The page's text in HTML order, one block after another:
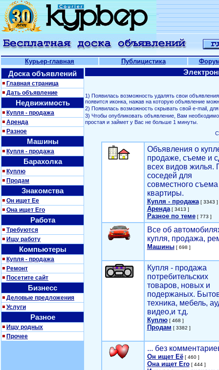
Курьер-главная Публицистика
Доска объявлений
Главная страница
Дать объявление
Недвижимость
Купля - продажа
Аренда
Разное
Машины
Купля - продажа
Барахолка
Куплю
Продам
Знакомства
Он ищет Ее
Она ищет Его
Работа
Требуются
Ищу работу
Компьютеры
Купля - продажа
Ремонт
Посетите сайт
Бизнесс
Деловые предложения
Услуги
Разное
Ищу родных
Прочее
1) Появилась возможность удалять свои
появится иконка, нажав на которую объявление
2) Появилась возможность скрывать свой е-mail,
3) Чтобы опубликовать объявление, Вам
простая и займет у Вас не больше 1 минуты.
Объявления о
продаже, съеме и
всех видов жилья.
соседей для
совместного съема
квартиры.
Купля - продажа[ 3343 ]
Аренда[ 3413 ]
Разное по теме[ 773 ]
Все об
купля, продажа,
Машины[ 698 ]
Купля - продажа
потребительских
товаров, новых и
подержаных.
техника, мебель,
видео,и т.д.
Куплю[ 468 ]
Продам [ 3382 ]
... без
Он ищет Её[ 460 ]
Она ищет Его[ 444 ]